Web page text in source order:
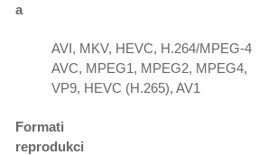
a
AVI, MKV, HEVC, H.264/MPEG-4
AVC, MPEG1, MPEG2, MPEG4,
VP9, HEVC (H.265), AV1
Formati
reprodukci